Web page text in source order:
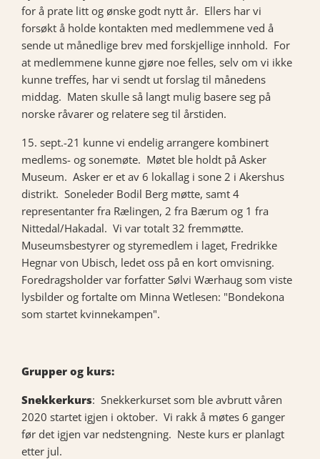
for å prate litt og ønske godt nytt år. Ellers har vi
forsøkt å holde kontakten med medlemmene ved å
sende ut månedlige brev med forskjellige innhold. For
at medlemmene kunne gjøre noe felles, selv om vi ikke
kunne treffes, har vi sendt ut forslag til månedens
middag. Maten skulle så langt mulig basere seg på
norske råvarer og relatere seg til årstiden.
15. sept.-21 kunne vi endelig arrangere kombinert
medlems- og sonemøte. Møtet ble holdt på Asker
Museum. Asker er et av 6 lokallag i sone 2 i Akershus
distrikt. Soneleder Bodil Berg møtte, samt 4
representanter fra Rælingen, 2 fra Bærum og 1 fra
Nittedal/Hakadal. Vi var totalt 32 fremmøtte.
Museumsbestyrer og styremedlem i laget, Fredrikke
Hegnar von Ubisch, ledet oss på en kort omvisning.
Foredragsholder var forfatter Sølvi Wærhaug som viste
lysbilder og fortalte om Minna Wetlesen: "Bondekona
som startet kvinnekampen".
Grupper og kurs:
Snekkerkurs: Snekkerkurset som ble avbrutt våren
2020 startet igjen i oktober. Vi rakk å møtes 6 ganger
før det igjen var nedstengning. Neste kurs er planlagt
etter jul.